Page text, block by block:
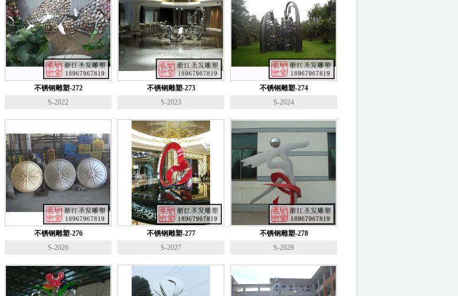
不锈钢雕塑-272
S-2022
不锈钢雕塑-273
S-2023
不锈钢雕塑-274
S-2024
不锈钢雕塑-276
S-2026
不锈钢雕塑-277
S-2027
不锈钢雕塑-278
S-2028